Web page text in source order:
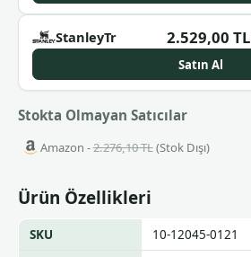
StanleyTr 2.529,00 TL
Satın Al
Stokta Olmayan Satıcılar
Amazon -2.276,10 TL(Stok Dışı)
Ürün Özellikleri
SKU
10-12045-0121